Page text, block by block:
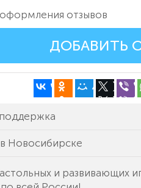
отзывов
ДОБАВИТЬ
Новосибирске
и развивающих